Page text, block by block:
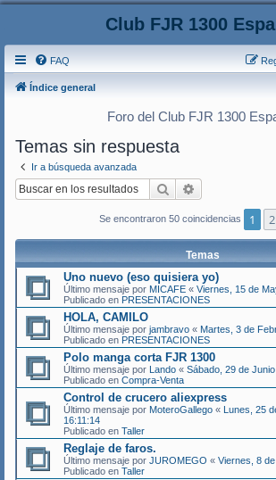
Club FJR 1300
FAQ
Índice general
Foro del Club FJR 1300
Temas sin respuesta
Ir a búsqueda avanzada
Buscar
Se encontraron 50 coincidencias 1 2
Temas
Uno nuevo (eso quisiera yo)
Último mensaje por MICAFE « Viernes, 15 de
Publicado en PRESENTACIONES
HOLA, CAMILO
Último mensaje por jambravo « Martes, 3 de
Publicado en PRESENTACIONES
Polo manga corta FJR 1300
Último mensaje por Lando « Sábado, 29 de
Publicado en Compra-Venta
Control de crucero aliexpress
Último mensaje por MoteroGallego « Lunes, 25
16:11:14
Publicado en Taller
Reglaje de faros.
Último mensaje por JUROMEGO « Viernes, 8
Publicado en Taller